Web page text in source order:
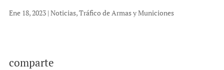
Ene 18, 2023| Noticias,Tráfico de Armas y Municiones
comparte